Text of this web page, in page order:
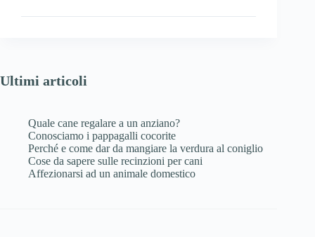
dall’acquario
Ultimi articoli
Quale cane regalare a un anziano?
Conosciamo i pappagalli cocorite
Perché e come dar da mangiare la verdura al coniglio
Cose da sapere sulle recinzioni per cani
Affezionarsi ad un animale domestico